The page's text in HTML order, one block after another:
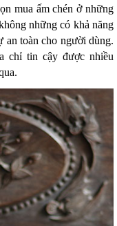
mua ấm chén ở những
những có khả năng
an toàn cho người dùng.
chỉ tin cậy được nhiều